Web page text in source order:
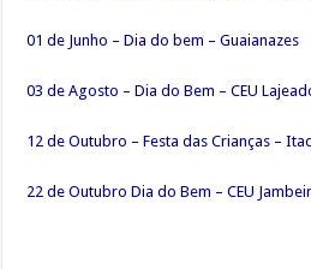
01 de Junho – Dia do bem – Guaianazes
03 de Agosto – Dia do Bem – CEU
12 de Outubro – Festa das Crianças –
22 de Outubro Dia do Bem – CEU